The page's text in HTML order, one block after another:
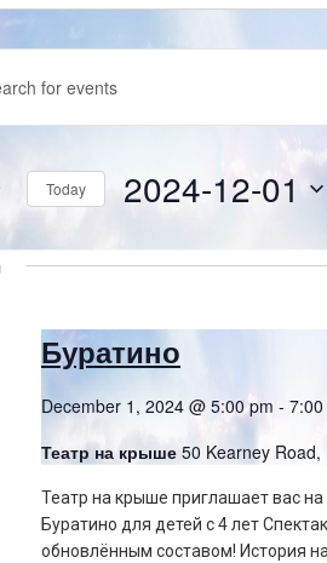
Today 2024-12-01
date.
Буратино
December 1, 2024 @ 5:00 pm -
Театр на крыше 50 Kearney Road,
Театр на крыше приглашает вас на
Буратино для детей с 4 лет
обновлённым составом! История